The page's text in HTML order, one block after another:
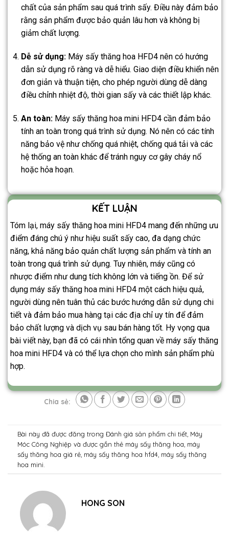
chất của sản phẩm sau quá trình sấy. Điều này đảm bảo
rằng sản phẩm được bảo quản lâu hơn và không bị
giảm chất lượng.
Dễ sử dụng:Máy sấy thăng hoa HFD4 nên có hướng
dẫn sử dụng rõ ràng và dễ hiểu. Giao diện điều khiển nên
đơn giản và thuận tiện, cho phép người dùng dễ dàng
điều chỉnh nhiệt độ, thời gian sấy và các thiết lập khác.
An toàn:Máy sấy thăng hoa mini HFD4 cần đảm bảo
tính an toàn trong quá trình sử dụng. Nó nên có các tính
năng bảo vệ như chống quá nhiệt, chống quá tải và các
hệ thống an toàn khác để tránh nguy cơ gây cháy nổ
hoặc hỏa hoạn.
KẾT LUẬN
Tóm lại, máy sấy thăng hoa mini HFD4 mang đến những ưu
điểm đáng chú ý như hiệu suất sấy cao, đa dạng chức
năng, khả năng bảo quản chất lượng sản phẩm và tính an
toàn trong quá trình sử dụng. Tuy nhiên, máy cũng có
nhược điểm như dung tích không lớn và tiếng ồn. Để sử
dụng máy sấy thăng hoa mini HFD4 một cách hiệu quả,
người dùng nên tuân thủ các bước hướng dẫn sử dụng chi
tiết và đảm bảo mua hàng tại các địa chỉ uy tín để đảm
bảo chất lượng và dịch vụ sau bán hàng tốt. Hy vọng qua
bài viết này, bạn đã có cái nhìn tổng quan về máy sấy thăng
hoa mini HFD4 và có thể lựa chọn cho mình sản phẩm phù
hợp.
Chia sẻ:
Bài này đã được đăng trongĐánh giá sản phẩm chi tiết Máy
Móc Công Nghiệp và được gắn thẻ máy sấy thăng hoa máy
sấy thăng hoa giá rẻ máy sấy thăng hoa hfd4 máy sấy thăng
hoa mini
HONG SON